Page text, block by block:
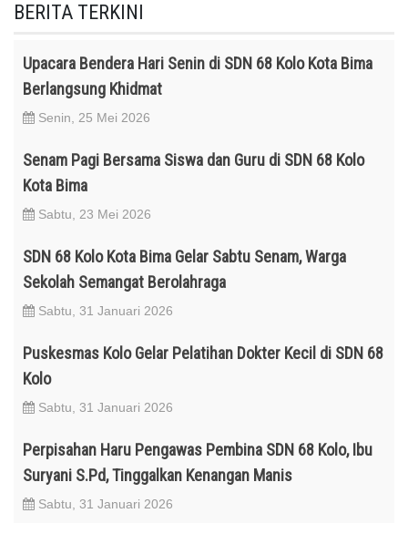
BERITA TERKINI
Upacara Bendera Hari Senin di SDN 68 Kolo Kota Bima
Berlangsung Khidmat
Senin, 25 Mei 2026
Senam Pagi Bersama Siswa dan Guru di SDN 68 Kolo
Kota Bima
Sabtu, 23 Mei 2026
SDN 68 Kolo Kota Bima Gelar Sabtu Senam, Warga
Sekolah Semangat Berolahraga
Sabtu, 31 Januari 2026
Puskesmas Kolo Gelar Pelatihan Dokter Kecil di SDN 68
Kolo
Sabtu, 31 Januari 2026
Perpisahan Haru Pengawas Pembina SDN 68 Kolo, Ibu
Suryani S.Pd, Tinggalkan Kenangan Manis
Sabtu, 31 Januari 2026